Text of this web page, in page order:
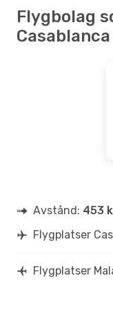
Flygbolag
Avstånd: 453
Flygplatser
Flygplatser